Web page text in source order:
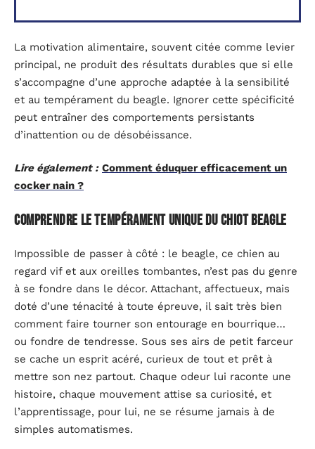
La motivation alimentaire, souvent citée comme levier
principal, ne produit des résultats durables que si elle
s’accompagne d’une approche adaptée à la sensibilité
et au tempérament du beagle. Ignorer cette spécificité
peut entraîner des comportements persistants
d’inattention ou de désobéissance.
Lire également : Comment éduquer efficacement un
cocker nain ?
Comprendre le tempérament unique du chiot beagle
Impossible de passer à côté : le beagle, ce chien au
regard vif et aux oreilles tombantes, n’est pas du genre
à se fondre dans le décor. Attachant, affectueux, mais
doté d’une ténacité à toute épreuve, il sait très bien
comment faire tourner son entourage en bourrique…
ou fondre de tendresse. Sous ses airs de petit farceur
se cache un esprit acéré, curieux de tout et prêt à
mettre son nez partout. Chaque odeur lui raconte une
histoire, chaque mouvement attise sa curiosité, et
l’apprentissage, pour lui, ne se résume jamais à de
simples automatismes.